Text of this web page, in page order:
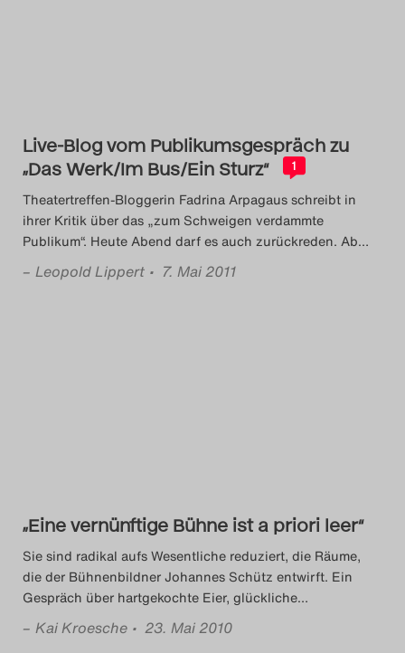
2015
Das Theatertreffen-Blog
2016
Das Theatertreffen-Blog
Das Theatertreffen-Blog
2019
Das Theatertreffen-Blog
2020
Live-Blog vom Publikumsgespräch zu
„Das Werk/Im Bus/Ein Sturz“
1
Theatertreffen-Bloggerin Fadrina Arpagaus schreibt in
ihrer Kritik über das „zum Schweigen verdammte
Publikum“. Heute Abend darf es auch zurückreden. Ab…
– Leopold Lippert • 7. Mai 2011
„Eine vernünftige Bühne ist a priori leer“
Sie sind radikal aufs Wesentliche reduziert, die Räume,
die der Bühnenbildner Johannes Schütz entwirft. Ein
Gespräch über hartgekochte Eier, glückliche…
– Kai Kroesche • 23. Mai 2010